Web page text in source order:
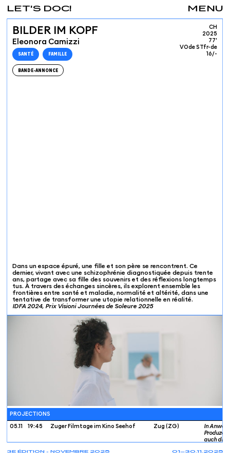
01—30.11.2025
3E ÉDITION - NOVEMBRE 2025
MENU
LET'S DOC!
BILDER IM KOPF
Eleonora Camizzi
SANTÉ FAMILLE
BANDE-ANNONCE
CH
2025
77'
VOde STfr-de
16/-
Dans un espace épuré, une fille et son père se rencontrent. Ce
dernier, vivant avec une schizophrénie diagnostiquée depuis trente
ans, partage avec sa fille des souvenirs et des réflexions longtemps
tus. À travers des échanges sincères, ils explorent ensemble les
frontières entre santé et maladie, normalité et altérité, dans une
tentative de transformer une utopie relationnelle en réalité.
IDFA 2024, Prix Visioni Journées de Soleure 2025
PROJECTIONS
05.11 19:45 Zuger Filmtage im Kino Seehof Zug (ZG)
In
auch die
Camizzi,